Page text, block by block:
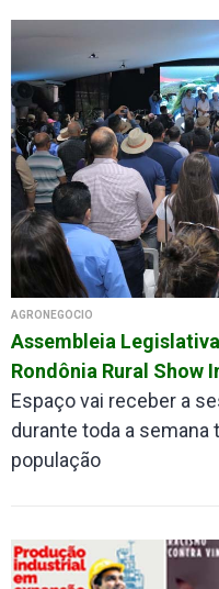
AGRONEGÓCIO
Assembleia
Rondônia Rural Show
Espaço vai receber a
durante toda a semana
população